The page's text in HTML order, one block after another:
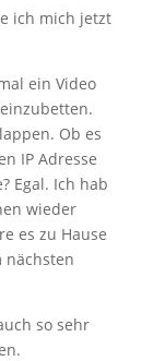
ich mich jetzt
ein Video
Ob es
IP Adresse
Egal. Ich hab
wieder
es zu Hause
nächsten
so sehr